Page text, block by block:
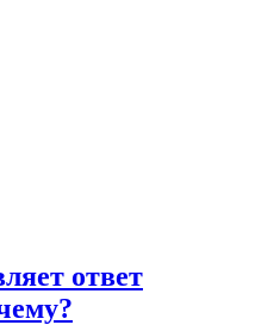
ответ